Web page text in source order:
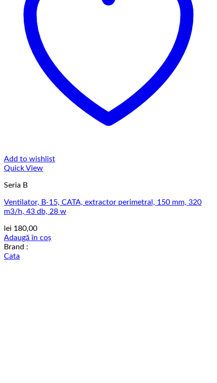
Add to wishlist
Quick View
Seria B
Ventilator, B-15, CATA, extractor perimetral, 150 mm, 320
m3/h, 43 db, 28 w
lei 180,00
Adaugă în coș
Brand :
Cata